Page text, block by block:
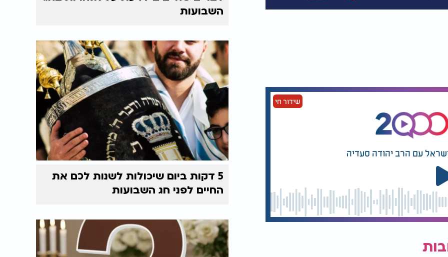
עשה עירוב יוציא בשעה מוקדמת, כך
שידור חי
עם הרב יהודה סעדיה
השבועות
5 דקות ביום שיכולות לשנות לכם את
החיים לפני חג השבועות